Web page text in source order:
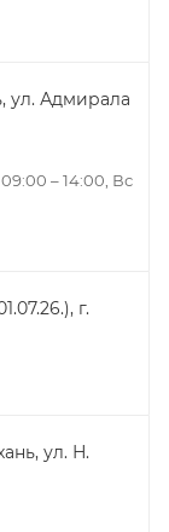
ул. Адмирала
– 14:00, Вс
г.
ул. Н.